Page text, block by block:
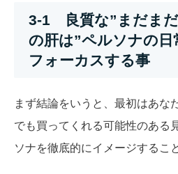
3-1 良質な”まだま
の肝は”ペルソナの日
フォーカスする事
まず結論をいうと、最初はあな
でも買ってくれる可能性のある
ソナを徹底的にイメージするこ